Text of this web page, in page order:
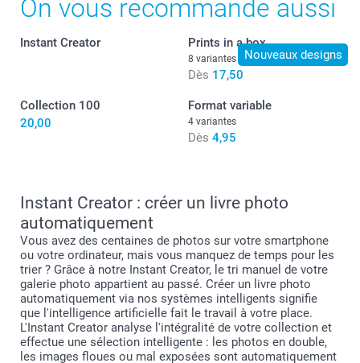
Boîte de présentation moderne
Disponibilité et prix des options
format L ou XL
On vous recommande aussi
Instant Creator
Nouveaux designs
Prints in a box
8 variantes
Dès 17,50
Collection 100
20,00
Format variable
4 variantes
Dès 4,95
Instant Creator : créer un livre photo
automatiquement
Vous avez des centaines de photos sur votre smartphone
ou votre ordinateur, mais vous manquez de temps pour les
trier ? Grâce à notre Instant Creator, le tri manuel de votre
galerie photo appartient au passé. Créer un livre photo
automatiquement via nos systèmes intelligents signifie
que l'intelligence artificielle fait le travail à votre place.
L'Instant Creator analyse l'intégralité de votre collection et
effectue une sélection intelligente : les photos en double,
les images floues ou mal exposées sont automatiquement